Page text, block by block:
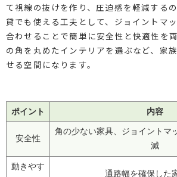
て視線の抜けを作り、圧迫感を軽減する
貸でも使える工夫として、ジョイントマ
合わせることで簡単に安全性と快適性を
の角を丸めたインテリアを選ぶなど、家
せる空間になります。
ポイント 内容
安全性
角の少ない家具、ジョイントマ
減
動きやす
通路幅を確保した